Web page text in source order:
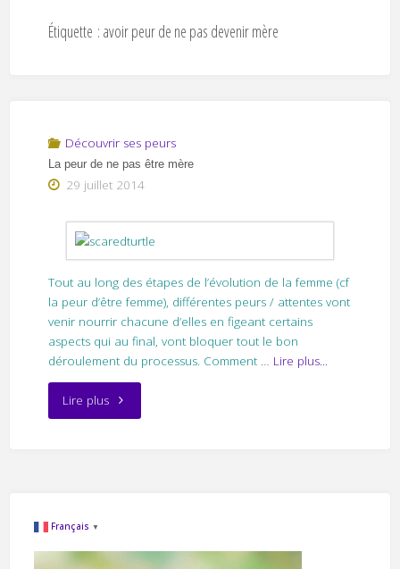
Étiquette : avoir peur de ne pas devenir mère
Découvrir ses peurs
La peur de ne pas être mère
29 juillet 2014
Tout au long des étapes de l’évolution de la femme (cf
la peur d’être femme), différentes peurs / attentes vont
venir nourrir chacune d’elles en figeant certains
aspects qui au final, vont bloquer tout le bon
déroulement du processus. Comment … Lire plus...
Lire plus"La
Français ▼